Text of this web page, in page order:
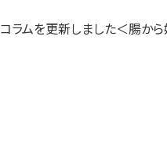
コラムを更新しました＜腸か
研究